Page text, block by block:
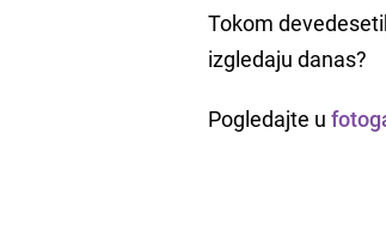
Tokom
izgledaju danas?
Pogledajte u